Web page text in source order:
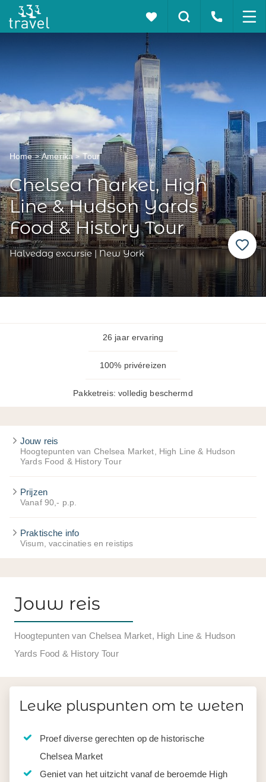
Home Amerika Tour
Chelsea Market, High
Line & Hudson Yards
Food & History Tour
Halvedag excursie | New York
26 jaar ervaring
100% privéreizen
Pakketreis: volledig beschermd
Jouw reis
Hoogtepunten van Chelsea Market, High Line & Hudson
Yards Food & History Tour
Prijzen
Vanaf 90,- p.p.
Praktische info
Visum, vaccinaties en reistips
Jouw reis
Hoogtepunten van Chelsea Market, High Line & Hudson
Yards Food & History Tour
Leuke pluspunten om te weten
Proef diverse gerechten op de historische
Chelsea Market
Geniet van het uitzicht vanaf de beroemde High